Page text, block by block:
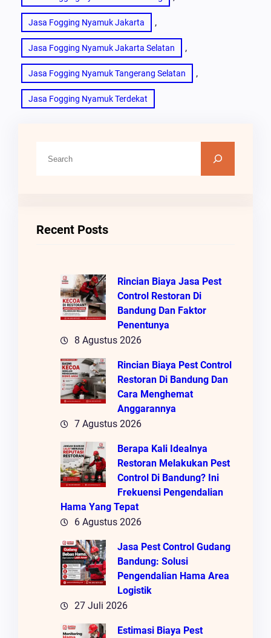
Jasa Fogging Nyamuk Jakarta ,
Jasa Fogging Nyamuk Jakarta Selatan ,
Jasa Fogging Nyamuk Tangerang Selatan ,
Jasa Fogging Nyamuk Terdekat
Recent Posts
Rincian Biaya Jasa Pest
Control Restoran Di
Bandung Dan Faktor
Penentunya
8 Agustus 2026
Rincian Biaya Pest Control
Restoran Di Bandung Dan
Cara Menghemat
Anggarannya
7 Agustus 2026
Berapa Kali Idealnya
Restoran Melakukan Pest
Control Di Bandung? Ini
Frekuensi Pengendalian
Hama Yang Tepat
6 Agustus 2026
Jasa Pest Control Gudang
Bandung: Solusi
Pengendalian Hama Area
Logistik
27 Juli 2026
Estimasi Biaya Pest